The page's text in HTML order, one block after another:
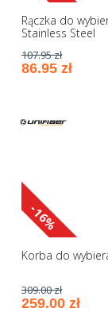
Rączka do
Stainless Steel
107.95 zł
86.95 zł
-16%
Korba do
309.00 zł
259.00 zł